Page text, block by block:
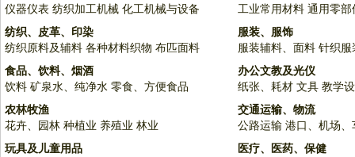
仪器仪表 纺织加工机械 化工机械与设备
工业常用材料 通用零部
纺织、皮革、印染
纺织原料及辅料 各种材料织物 布匹面料
服装、服饰
服装辅料、面料 针织服
食品、饮料、烟酒
饮料 矿泉水、纯净水 零食、方便食品
办公文教及光仪
纸张、耗材 文具 教学
农林牧渔
花卉、园林 种植业 养殖业 林业
交通运输、物流
公路运输 港口、机场、
玩具及儿童用品
医疗、医药、保健